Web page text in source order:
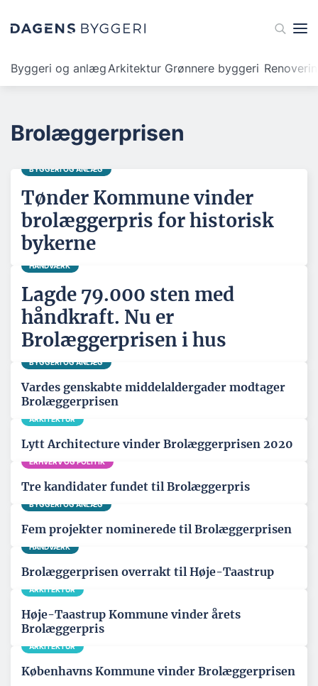
Byggeri og anlægArkitektur Grønnere byggeri
Brolæggerprisen
BYGGERI OG ANLÆG
Tønder Kommune vinder
brolæggerpris for historisk
bykerne
HÅNDVÆRK
Lagde 79.000 sten med
håndkraft. Nu er
Brolæggerprisen i hus
BYGGERI OG ANLÆG
Vardes genskabte middelaldergader modtager
Brolæggerprisen
ARKITEKTUR
Lytt Architecture vinder Brolæggerprisen 2020
ERHVERV OG POLITIK
Tre kandidater fundet til Brolæggerpris
BYGGERI OG ANLÆG
Fem projekter nominerede til Brolæggerprisen
HÅNDVÆRK
Brolæggerprisen overrakt til Høje-Taastrup
ARKITEKTUR
Høje-Taastrup Kommune vinder årets
Brolæggerpris
ARKITEKTUR
Københavns Kommune vinder Brolæggerprisen